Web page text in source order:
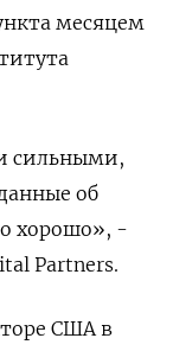
месяцем
сильными,
об
хорошо», -
Partners.
США в